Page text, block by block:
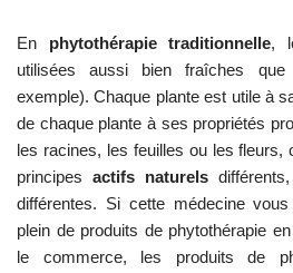
En phytothérapie traditionnelle,
utilisées aussi bien fraîches
exemple). Chaque plante est utile à
de chaque plante à ses propriétés
les racines, les feuilles ou les fleurs,
principesactifs naturels
différentes. Si cette médecine
plein de produits de phytothérapie
le commerce, les produits de